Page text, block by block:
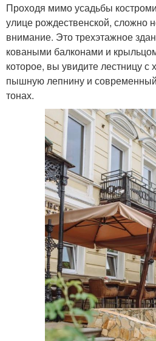
Проходя мимо усадьбы
улице рождественской, сложно
внимание. Это трехэтажное
коваными балконами и
которое, вы увидите лестницу с
пышную лепнину и
тонах.